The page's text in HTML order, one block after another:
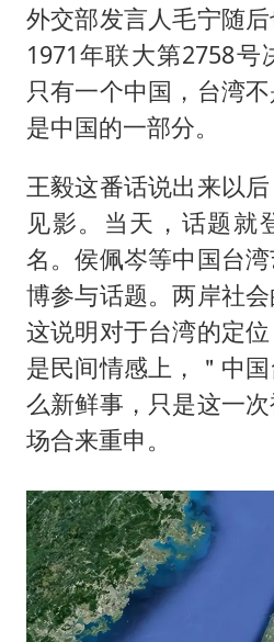
外交部发言人毛宁随后
1971年联大第2758号
只有一个中国，台湾
是中国的一部分。
王毅这番话说出来以
见影。当天，话题就
名。侯佩岑等中国台
博参与话题。两岸社
这说明对于台湾的定
是民间情感上，＂中
么新鲜事，只是这一
场合来重申。